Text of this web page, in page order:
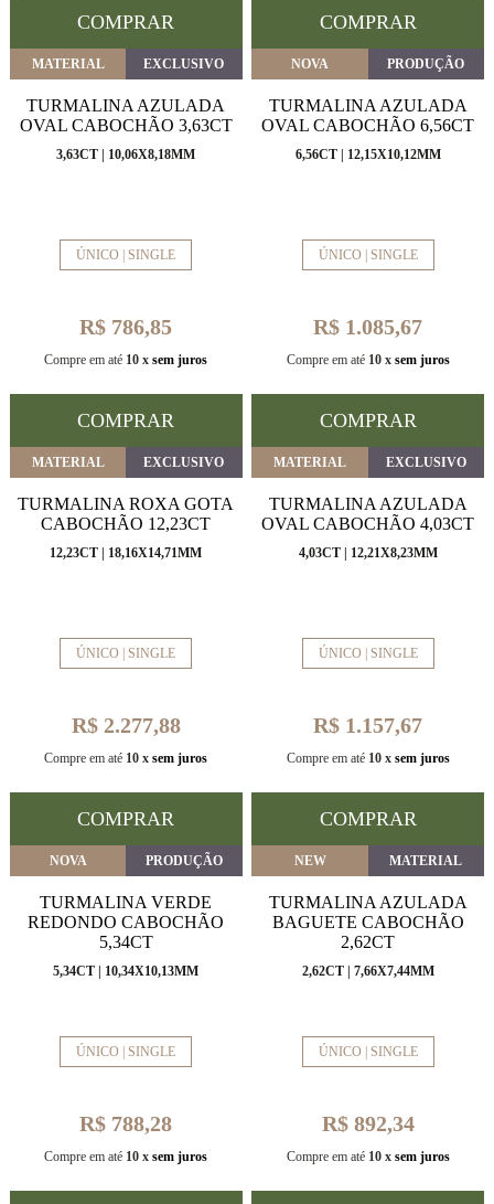
COMPRAR COMPRAR
MATERIAL EXCLUSIVO
TURMALINA AZULADA
OVAL CABOCHÃO 3,63CT
3,63CT | 10,06X8,18MM
ÚNICO | SINGLE
R$ 786,85
Compre em até 10 x sem juros
COMPRAR
NOVA PRODUÇÃO
TURMALINA AZULADA
OVAL CABOCHÃO 6,56CT
6,56CT | 12,15X10,12MM
ÚNICO | SINGLE
R$ 1.085,67
Compre em até 10 x sem juros
COMPRAR
MATERIAL EXCLUSIVO
TURMALINA ROXA GOTA
CABOCHÃO 12,23CT
12,23CT | 18,16X14,71MM
ÚNICO | SINGLE
R$ 2.277,88
Compre em até 10 x sem juros
COMPRAR
MATERIAL EXCLUSIVO
TURMALINA AZULADA
OVAL CABOCHÃO 4,03CT
4,03CT | 12,21X8,23MM
ÚNICO | SINGLE
R$ 1.157,67
Compre em até 10 x sem juros
COMPRAR
NOVA PRODUÇÃO
TURMALINA VERDE
REDONDO CABOCHÃO
5,34CT
5,34CT | 10,34X10,13MM
ÚNICO | SINGLE
R$ 788,28
Compre em até 10 x sem juros
NEW MATERIAL
TURMALINA AZULADA
BAGUETE CABOCHÃO
2,62CT
2,62CT | 7,66X7,44MM
ÚNICO | SINGLE
R$ 892,34
Compre em até 10 x sem juros